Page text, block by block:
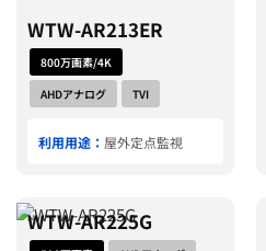
WTW-AR213ER
800万画素/4K
AHDアナログ
TVI
利用用途： 屋外定点監視
WTW-AR225G